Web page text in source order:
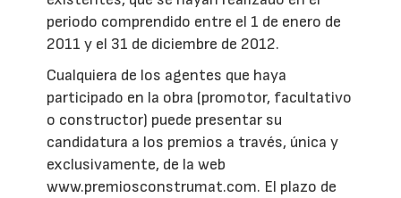
periodo comprendido entre el 1 de enero de
2011 y el 31 de diciembre de 2012.
Cualquiera de los agentes que haya
participado en la obra (promotor, facultativo
o constructor) puede presentar su
candidatura a los premios a través, única y
exclusivamente, de la web
www.premiosconstrumat.com. El plazo de